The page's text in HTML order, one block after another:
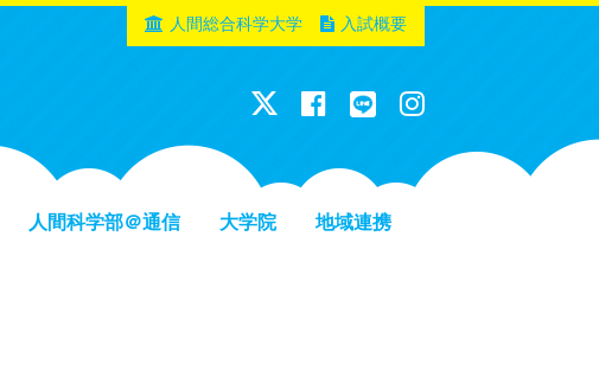
人間科学部＠通信 大学院
地域連携
人間総合科学大学 入試概要